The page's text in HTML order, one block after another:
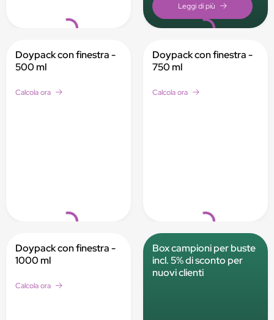
Loading... Loading...
Loading...
Doypack con finestra -
500 ml
Calcola ora
Loading...
Doypack con finestra -
750 ml
Calcola ora
Doypack con finestra -
1000 ml
Calcola ora
Box campioni per buste
incl. 5% di sconto per
nuovi clienti